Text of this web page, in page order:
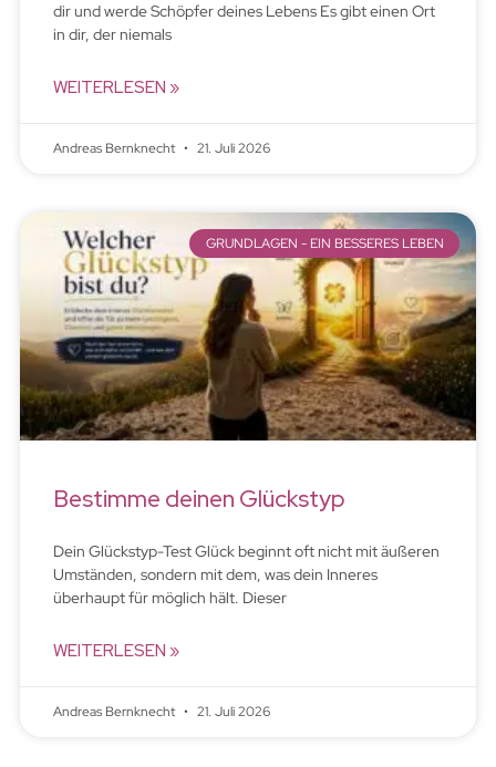
dir und werde Schöpfer deines Lebens Es gibt einen Ort
in dir, der niemals
WEITERLESEN »
Andreas Bernknecht 21. Juli 2026
GRUNDLAGEN - EIN BESSERES LEBEN
Bestimme deinen Glückstyp
Dein Glückstyp-Test Glück beginnt oft nicht mit äußeren
Umständen, sondern mit dem, was dein Inneres
überhaupt für möglich hält. Dieser
WEITERLESEN »
Andreas Bernknecht 21. Juli 2026